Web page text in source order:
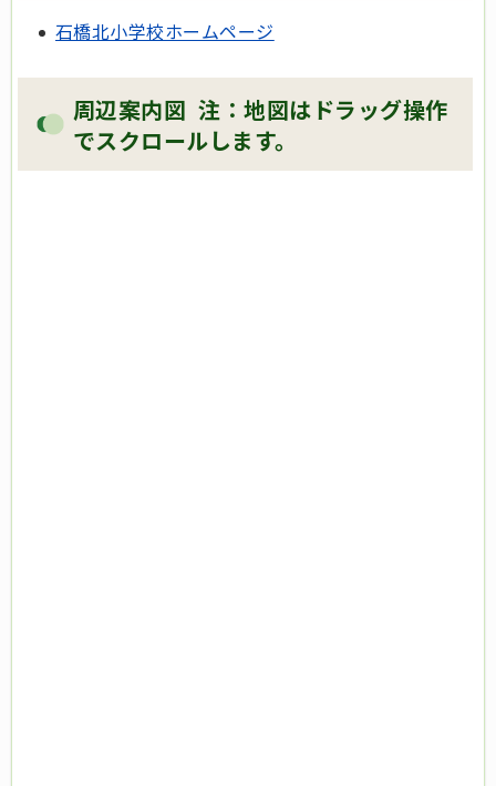
石橋北小学校ホームページ
周辺案内図 注：地図はドラッグ操作
でスクロールします。